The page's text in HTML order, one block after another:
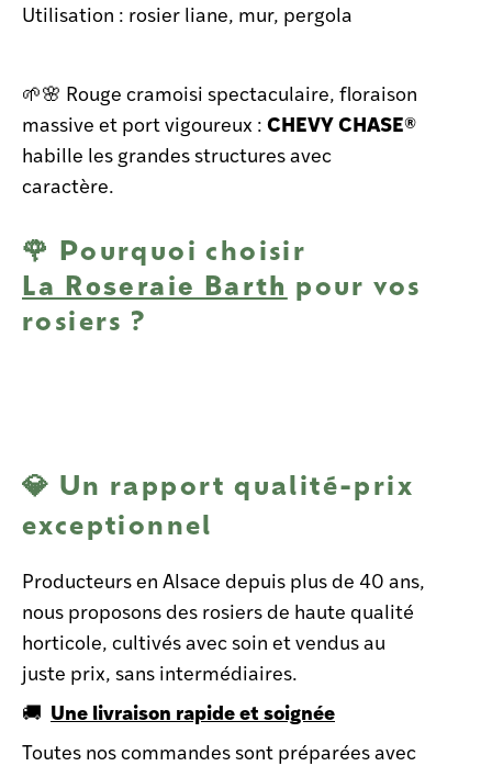
Utilisation : rosier liane, mur, pergola
🌱🌸 Rouge cramoisi spectaculaire, floraison
massive et port vigoureux : CHEVY CHASE®
habille les grandes structures avec
caractère.
🌹 Pourquoi choisir
La Roseraie Barth pour vos
rosiers ?
💎 Un rapport qualité-prix
exceptionnel
Producteurs en Alsace depuis plus de 40 ans,
nous proposons des rosiers de haute qualité
horticole, cultivés avec soin et vendus au
juste prix, sans intermédiaires.
🚚 Une livraison rapide et soignée
Toutes nos commandes sont préparées avec